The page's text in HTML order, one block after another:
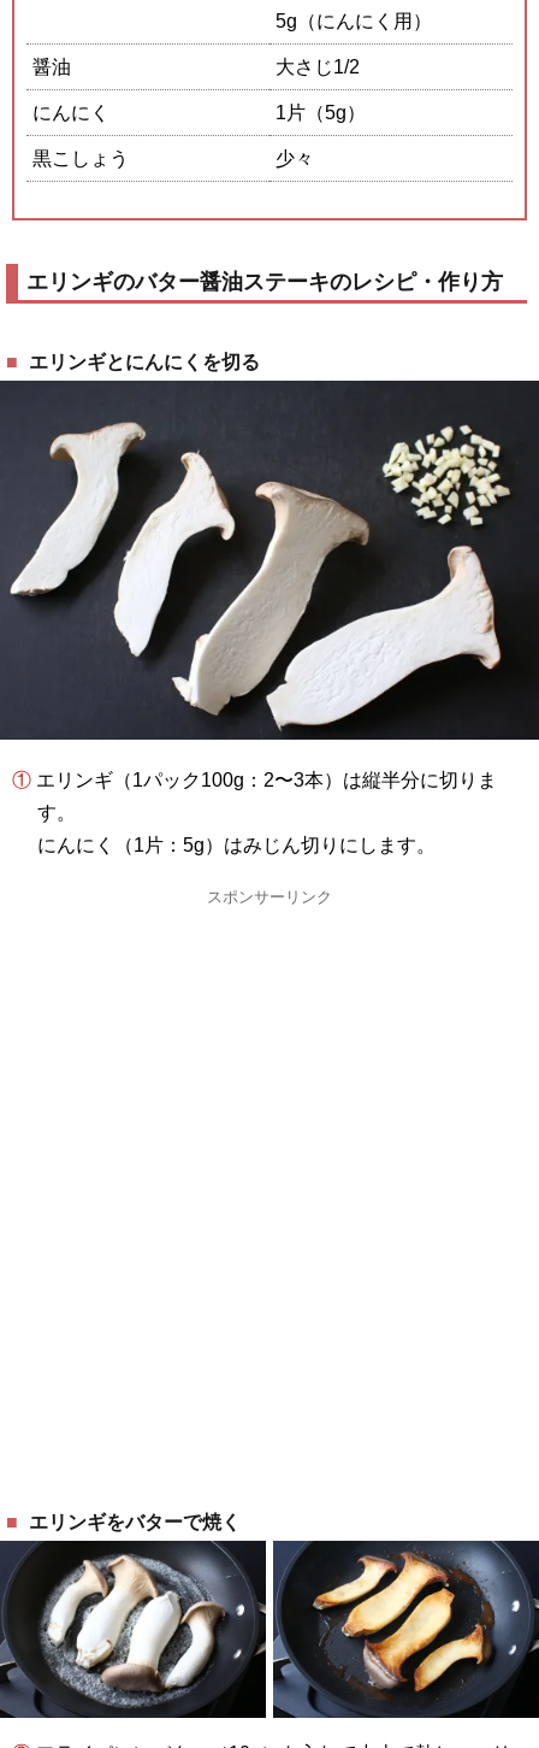
5g（にんにく用）
醤油 大さじ1/2
にんにく 1片（5g）
黒こしょう 少々
エリンギのバター醤油ステーキのレシピ・作り方
エリンギとにんにくを切る
① エリンギ（1パック100g：2〜3本）は縦半分に切りま
す。
にんにく（1片：5g）はみじん切りにします。
スポンサーリンク
エリンギをバターで焼く